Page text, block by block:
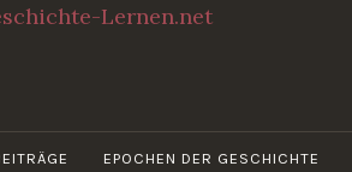
GESCHICHTE-
LERNEN.NET
EPOCHEN DER GESCHICHTE